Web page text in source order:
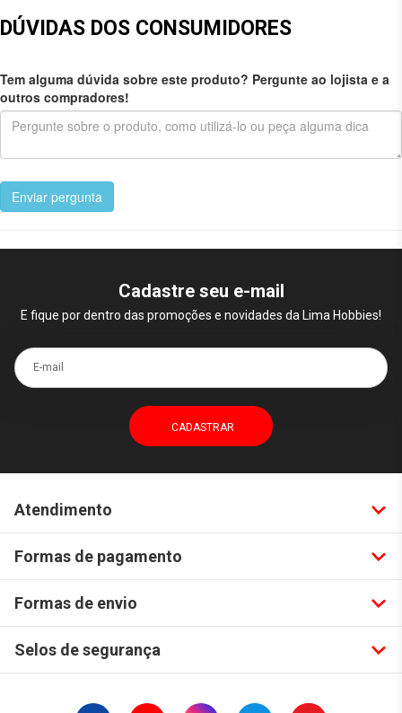
DÚVIDAS DOS CONSUMIDORES
Tem alguma dúvida sobre este produto? Pergunte ao lojista e a
outros compradores!
Enviar pergunta
Cadastre seu e-mail
E fique por dentro das promoções e novidades da Lima Hobbies!
E-mail
Atendimento
Formas de pagamento
Formas de envio
Selos de segurança